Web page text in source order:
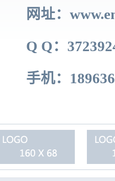
网址：
Q Q：
手机：